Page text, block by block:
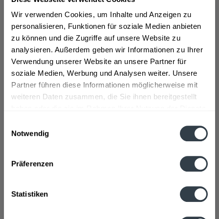
Wir verwenden Cookies, um Inhalte und Anzeigen zu
personalisieren, Funktionen für soziale Medien anbieten
zu können und die Zugriffe auf unsere Website zu
analysieren. Außerdem geben wir Informationen zu Ihrer
Verwendung unserer Website an unsere Partner für
soziale Medien, Werbung und Analysen weiter. Unsere
Partner führen diese Informationen möglicherweise mit
weiteren Daten zusammen, die Sie ihnen bereitgestellt
Notwendig
Präferenzen
Statistiken
hergestellt, welche seit 1749 fest in der Rumproduktion
verankert ist. Appleton Estate besteht auf mehreren
Destillerien und besitzt in Jamaika über 11.000 Hektar
Land, auf dem das hochwertige Zuckerrohr für die
Rumherstellung angebaut und geerntet wird. Die Enkel
des Briten Frances Dickinson waren geschichtlich die
ersten offiziellen Besitzer von Appleton Estate. Im
Anschluss wurde die Marke noch einige Male
Rum bis heute herstellt und vertreibt.